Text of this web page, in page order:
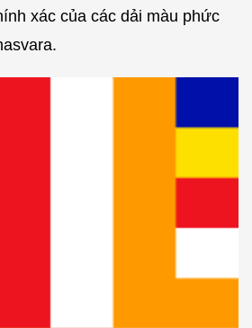
xác của các dải màu phức